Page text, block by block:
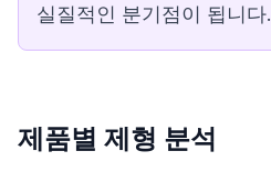
실질적인 분기점이 됩니다.
제품별 제형 분석